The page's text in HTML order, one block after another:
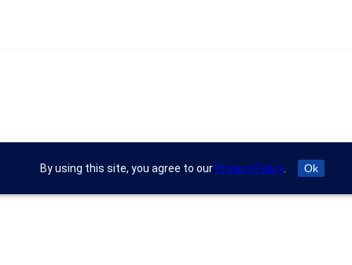
By using this site, you agree to ourPrivacy Policy. Ok